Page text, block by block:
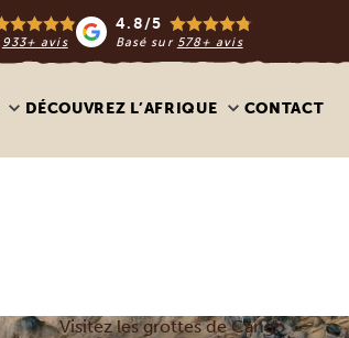
933+ avis
4.8/5
Basé sur 578+ avis
DÉCOUVREZ L’AFRIQUE CONTACT
Visitez les grottes de Cango